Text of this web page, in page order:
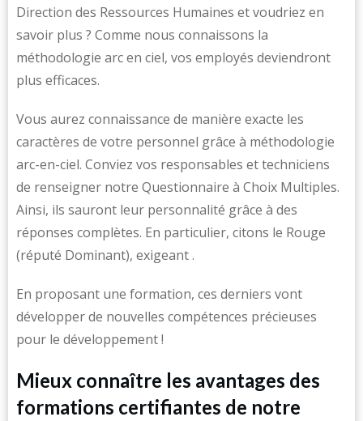
Direction des Ressources Humaines et voudriez en
savoir plus ? Comme nous connaissons la
méthodologie arc en ciel, vos employés deviendront
plus efficaces.
Vous aurez connaissance de manière exacte les
caractères de votre personnel grâce à méthodologie
arc-en-ciel. Conviez vos responsables et techniciens
de renseigner notre Questionnaire à Choix Multiples.
Ainsi, ils sauront leur personnalité grâce à des
réponses complètes. En particulier, citons le Rouge
(réputé Dominant), exigeant .
En proposant une formation, ces derniers vont
développer de nouvelles compétences précieuses
pour le développement !
Mieux connaître les avantages des
formations certifiantes de notre